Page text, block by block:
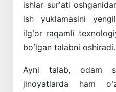
ishlar surʼati
ish yuklamasini
ilgʻor raqamli
boʻlgan talabni oshiradi.
Ayni talab, odam
jinoyatlarda ham